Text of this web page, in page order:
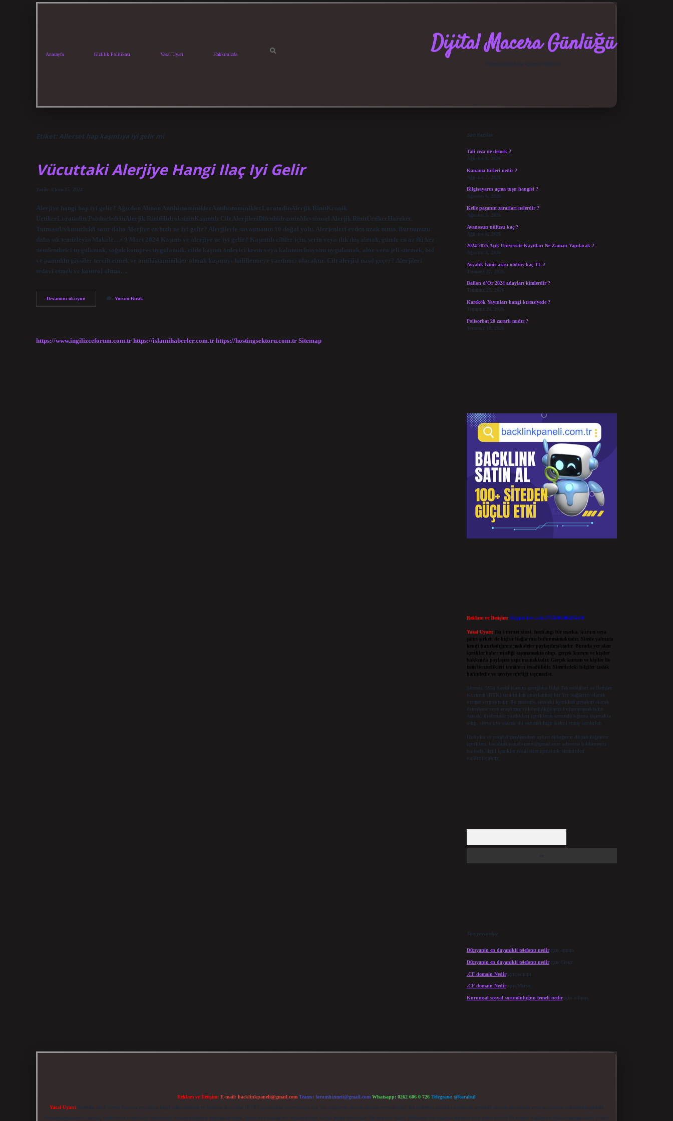
Anasayfa Gizlilik Politikası Yasal Uyarı Hakkımızda Dijital Macera Günlüğü
Etiket: Allerset hap kaşıntıya iyi gelir mi
Vücuttaki Alerjiye Hangi Ilaç Iyi Gelir
Tarih: Ekim 15, 2024
Alerjiye hangi hap iyi gelir? Ağızdan Alınan AntihistaminiklerAntihistaminiklerLoratadinAlerjik RinitKronik
ÜrtikerLoratadin/PsödoefedrinAlerjik RinitHidroksizinKaşıntılı Cilt AlerjileriDifenhidraminMevsimsel Alerjik RinitÜrtikerHareket
TutmasıUykusuzluk8 satır daha Alerjiye en hızlı ne iyi gelir? Alerjilerle savaşmanın 10 doğal yolu. Alerjenleri evden uzak tutun. Burnunuzu
daha sık temizleyin Makale…• 9 Mart 2024 Kaşıntı ve alerjiye ne iyi gelir? Kaşıntılı ciltler için, serin veya ılık duş almak, günde en az iki kez
nemlendirici uygulamak, soğuk kompres uygulamak, cilde kaşıntı önleyici krem ​​veya kalamin losyonu uygulamak, aloe vera jeli sürmek, bol
ve pamuklu giysiler tercih etmek ve antihistaminikler almak kaşıntıyı hafifletmeye yardımcı olacaktır. Cilt alerjisi nasıl geçer? Alerjileri
tedavi etmek ve kontrol altına…
Devamını okuyun
Alerjiye
Yorum Bırak
https://www.ingilizceforum.com.tr https://islamihaberler.com.tr https://hostingsektoru.com.tr Sitemap
Son Yazılar
Tali ceza ne demek ?
Ağustos 8, 2026
Kanama türleri nedir ?
Ağustos 7, 2026
Bilgisayarın açma tuşu hangisi ?
Ağustos 6, 2026
Kelle paçanın zararları nelerdir ?
Ağustos 5, 2026
Avanosun nüfusu kaç ?
Ağustos 4, 2026
2024-2025 Açık Üniversite Kayıtları Ne Zaman Yapılacak ?
Ağustos 3, 2026
Ayvalık İzmir arası otobüs kaç TL ?
Temmuz 27, 2026
Ballon d’Or 2024 adayları kimlerdir ?
Temmuz 25, 2026
Karekök Yayınları hangi kırtasiyede ?
Temmuz 24, 2026
Polisorbat 20 zararlı mıdır ?
Temmuz 18, 2026
Reklam ve İletişim: Skype: live:.cid.575569c608265c69
Yasal Uyarı:
Bu internet sitesi, herhangi bir marka, kurum veya
şahıs şirketi ile hiçbir bağlantısı bulunmamaktadır. Sitede yalnızca
kendi hazırladığımız makaleler paylaşılmaktadır. Burada yer alan
içerikler haber niteliği taşımamakta olup, gerçek kurum ve kişiler
hakkında paylaşım yapılmamaktadır. Gerçek kurum ve kişiler ile
isim benzerlikleri tamamen tesadüfidir. Sitemizdeki bilgiler taslak
halindedir ve tavsiye niteliği taşımazlar.
Sitemiz, 5651 Sayılı Kanun gereğince Bilgi Teknolojileri ve İletişim
Kurumu (BTK) tarafından onaylanmış bir Yer Sağlayıcı olarak
hizmet vermektedir. Bu nedenle, sitedeki içerikleri proaktif olarak
denetleme veya araştırma yükümlülüğümüz bulunmamaktadır.
Ancak, üyelerimiz yazdıkları içeriklerin sorumluluğunu taşımakta
olup, siteye üye olarak bu sorumluluğu kabul etmiş sayılırlar.
Hukuka ve yasal düzenlemelere aykırı olduğunu düşündüğünüz
içerikleri,
backlinkpanelicomtr@gmail.comadresine bildirmeniz
halinde, ilgili içerikler yasal süre içerisinde sitemizden
kaldırılacaktır.
Son yorumlar
Dünyanin en dayanikli telefonu nediriçin admin
Dünyanin en dayanikli telefonu nediriçin Cesur
.CF domain Nediriçin admin
.CF domain Nediriçin Merve
Kurumsal sosyal sorumluluğun temeli nediriçin admin
Reklam ve İletişim: E-mail: backlinkpaneli@gmail.com Teams: forumhizmeti@gmail.com Whatsapp: 0262 606 0 726 Telegram: @karabul
Yasal Uyarı: